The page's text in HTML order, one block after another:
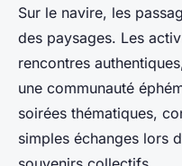
Sur le navire, les
des paysages. Les
rencontres
une communauté
soirées thématiques,
simples échanges lors